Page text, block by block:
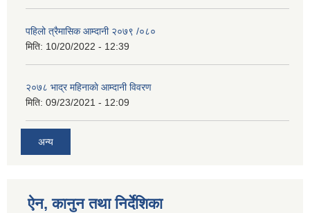
पहिलो त्रैमासिक आम्दानी २०७९ /०८०
मिति: 10/20/2022 - 12:39
२०७८ भाद्र महिनाकाे आम्दानी विवरण
मिति: 09/23/2021 - 12:09
अन्य
ऐन, कानुन तथा निर्देशिका